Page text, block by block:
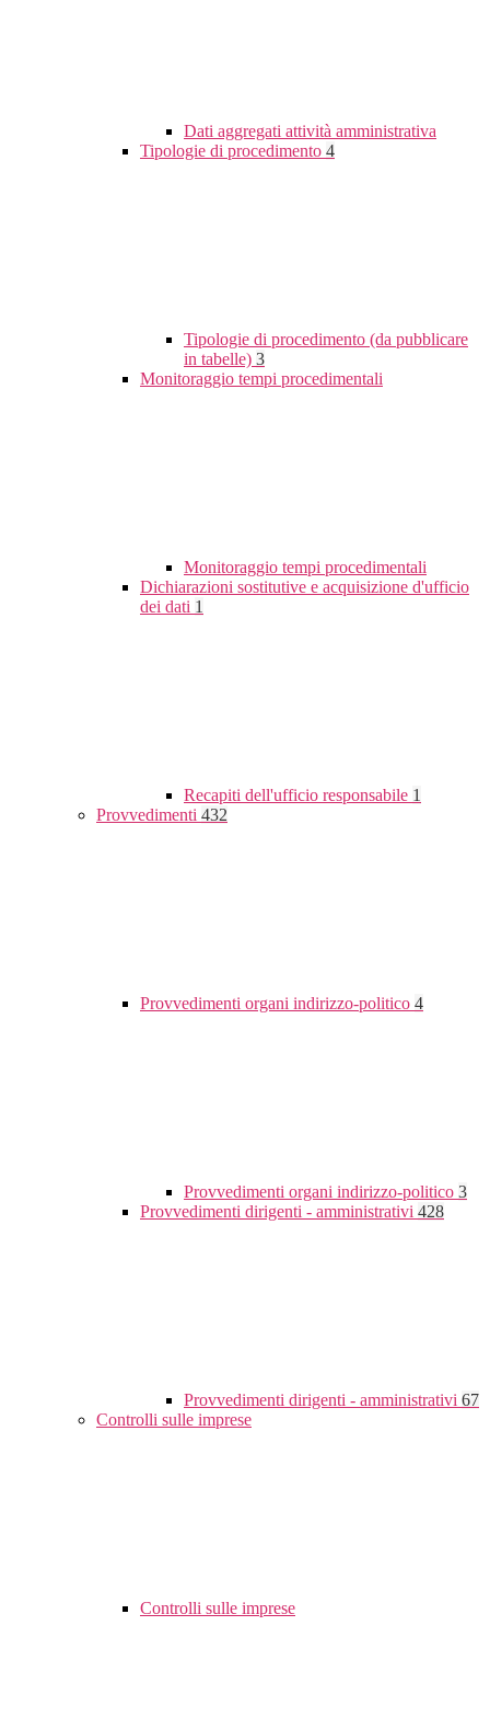
Dati aggregati attività amministrativa
Tipologie di procedimento 4
Tipologie di procedimento (da pubblicare
in tabelle) 3
Monitoraggio tempi procedimentali
Monitoraggio tempi procedimentali
Dichiarazioni sostitutive e acquisizione d'ufficio
dei dati 1
Recapiti dell'ufficio responsabile 1
Provvedimenti 432
Provvedimenti organi indirizzo-politico 4
Provvedimenti organi indirizzo-politico 3
Provvedimenti dirigenti - amministrativi 428
Provvedimenti dirigenti - amministrativi 67
Controlli sulle imprese
Controlli sulle imprese